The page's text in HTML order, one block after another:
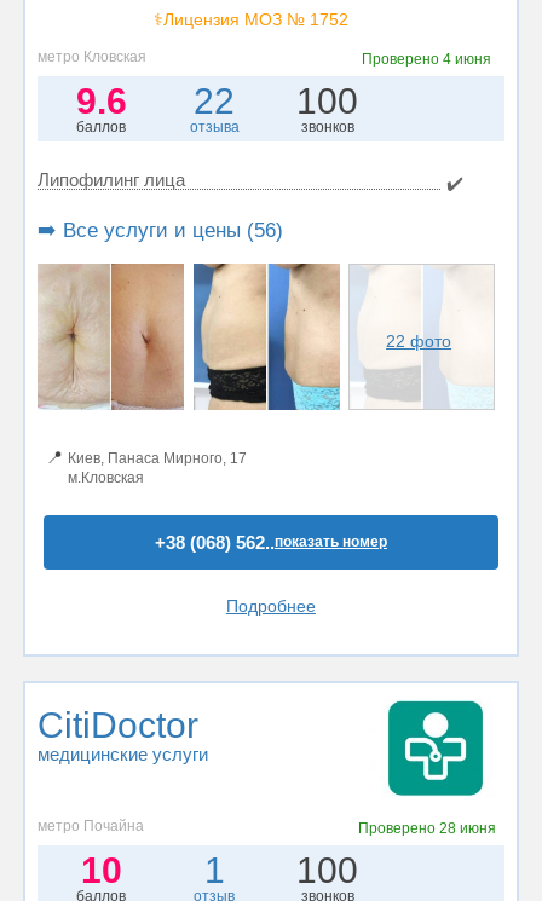
⚕️Лицензия МОЗ № 1752
метро Кловская Проверено4 июня
9.6
баллов
22
отзыва
100
звонков
Липофилинг лица ✔️
➡️ Все услуги и цены (56)
22 фото
📍 Киев, Панаса Мирного, 17
м.Кловская
+38 (068) 562..показать номер
Подробнее
CitiDoctor
медицинские услуги
метро Почайна Проверено 28 июня
10
баллов
1
отзыв
100
звонков